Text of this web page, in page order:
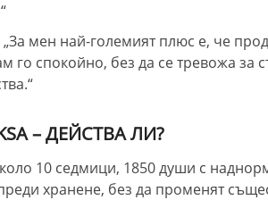
„За мен най-големият плюс е, че
го спокойно, без да се тревожа за
– ДЕЙСТВА ЛИ?
10 седмици, 1850 души с
хранене, без да променят